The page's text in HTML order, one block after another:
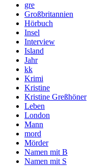
gre
Großbritannien
Hörbuch
Insel
Interview
Island
Jahr
kk
Krimi
Kristine
Kristine Greßhöner
Leben
London
Mann
mord
Mörder
Namen mit B
Namen mit S